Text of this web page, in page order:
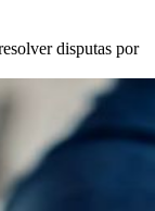
disputas por